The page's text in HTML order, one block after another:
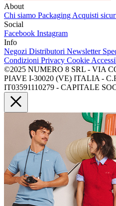
About
Chi siamo Packaging Acquisti
Social
Facebook Instagram
Info
Negozi Distributori Newsletter
Condizioni Privacy Cookie
©2025 NUMERO 8 SRL - VIA
PIAVE I-30020 (VE) ITALIA -
IT03591110279 - CAPITALE